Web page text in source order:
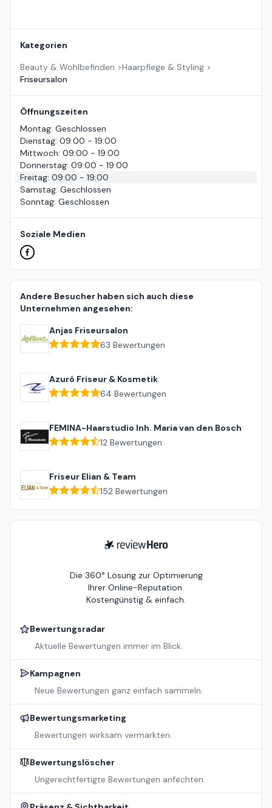
Kategorien
Beauty & Wohlbefinden >Haarpflege & Styling >
Friseursalon
Öffnungszeiten
Montag: Geschlossen
Dienstag: 09:00 - 19:00
Mittwoch: 09:00 - 19:00
Donnerstag: 09:00 - 19:00
Freitag: 09:00 - 19:00
Samstag: Geschlossen
Sonntag: Geschlossen
Soziale Medien
Andere Besucher haben sich auch diese
Unternehmen angesehen:
Anjas Friseursalon
63 Bewertungen
Azuró Friseur & Kosmetik
64 Bewertungen
FEMINA-Haarstudio Inh. Maria van den Bosch
12 Bewertungen
Friseur Elian & Team
152 Bewertungen
ReviewHero
Die 360° Lösung zur Optimierung
Ihrer Online-Reputation.
Kostengünstig & einfach.
Bewertungsradar
Aktuelle Bewertungen immer im Blick.
Kampagnen
Neue Bewertungen ganz einfach sammeln.
Bewertungsmarketing
Bewertungen wirksam vermarkten.
Bewertungslöscher
Ungerechtfertigte Bewertungen anfechten.